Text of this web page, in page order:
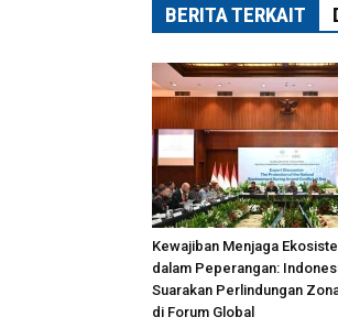
BERITA TERKAIT
Kewajiban Menjaga
dalam Peperangan:
Suarakan Perlindungan
di Forum Global